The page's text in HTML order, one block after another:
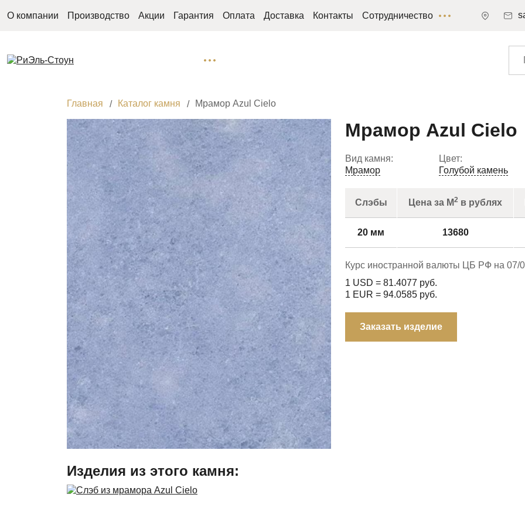
О компании Производство Акции Гарантия Оплата Доставка Контакты Сотрудничество
Главная Каталог камня Мрамор Azul Cielo
Мрамор Azul Cielo
Вид камня:
Мрамор
Цвет:
Голубой камень
Слэбы Цена за М2 в рублях
20 мм 13680
Курс иностранной валюты ЦБ РФ на 07/
1 USD = 81.4077 руб.
1 EUR = 94.0585 руб.
Заказать изделие
Изделия из этого камня: